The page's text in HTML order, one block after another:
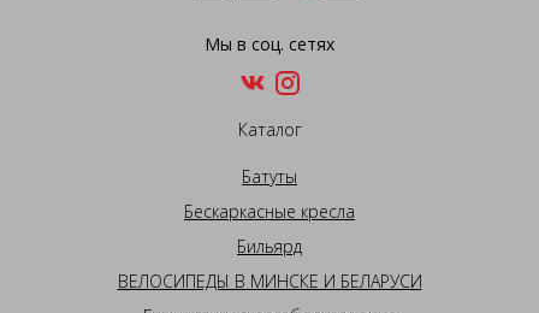
Мы в соц. сетях
Каталог
Батуты
Бескаркасные кресла
Бильярд
ВЕЛОСИПЕДЫ В МИНСКЕ И БЕЛАРУСИ